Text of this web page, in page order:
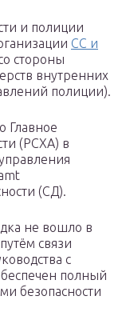
и полиции
СС и
стороны
внутренних
полиции).
Главное
(РСХА) в
(СД).
не вошло в
связи
с
полный
безопасности